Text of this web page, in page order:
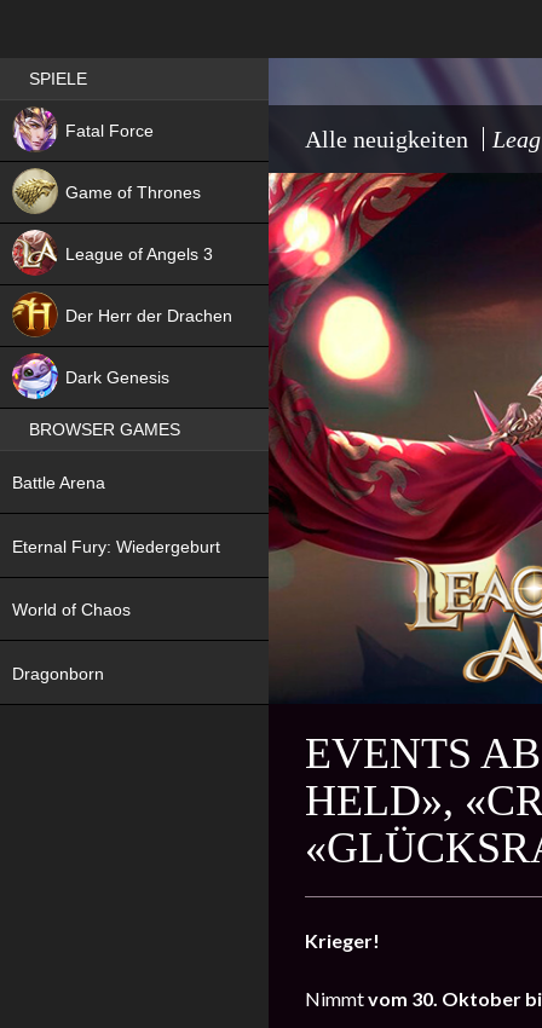
Alle neuigkeiten
EVENTS
HELD»,
Krieger!
Nimmtvom 30. Oktober
Best RPG games in Germany
SPIELE
Fatal Force
NEW
Game of Thrones
League of Angels 3
Der Herr der Drachen
Dark Genesis
BROWSER GAMES
Battle Arena
Eternal Fury: Wiedergeburt
World of Chaos
Dragonborn